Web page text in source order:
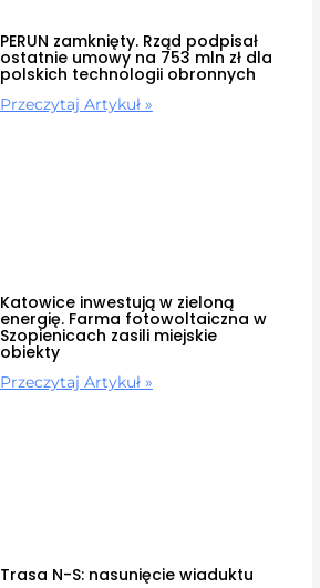
PERUN zamknięty. Rząd podpisał
ostatnie umowy na 753 mln zł dla
polskich technologii obronnych
Przeczytaj Artykuł »
Katowice inwestują w zieloną
energię. Farma fotowoltaiczna w
Szopienicach zasili miejskie
obiekty
Przeczytaj Artykuł »
Trasa N-S: nasunięcie wiaduktu